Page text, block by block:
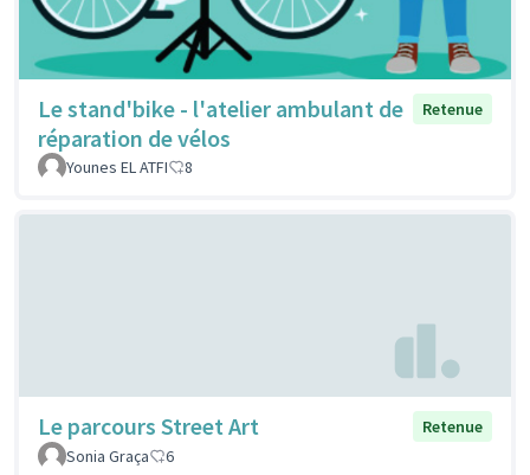
Le stand'bike - l'atelier ambulant de
réparation de vélos
Retenue
Younes EL ATFI 8
Le parcours Street Art
Retenue
Sonia Graça
6